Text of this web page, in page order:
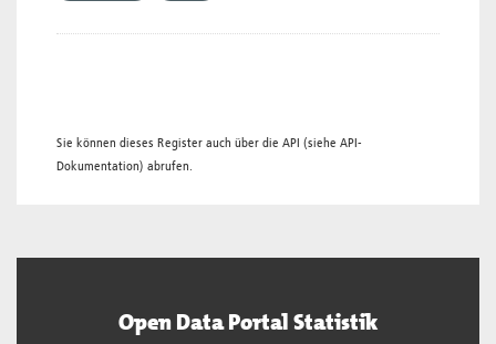
Sie können dieses Register auch über die API (siehe API-
Dokumentation) abrufen.
Open Data Portal Statistik